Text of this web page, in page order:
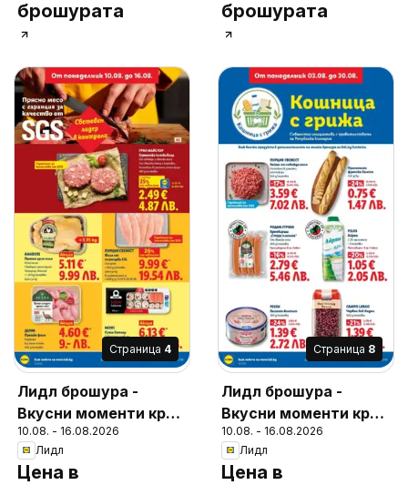
брошурата
брошурата
Cтраница 4
Лидл брошура -
Вкусни моменти край
грила
10.08. - 16.08.2026
Лидл
Цена в
Cтраница 8
Лидл брошура -
Вкусни моменти край
грила
10.08. - 16.08.2026
Лидл
Цена в